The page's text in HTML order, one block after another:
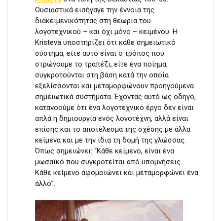
Ουσιαστικά εισήγαγε την έννοια της
διακειμενικότητας στη θεωρία του
λογοτεχνικού – και όχι μόνο – κειμένου. Η
Kristeva υποστηρίζει ότι κάθε σημειωτικό
σύστημα, είτε αυτό είναι ο τρόπος που
στρώνουμε το τραπέζι, είτε ένα ποίημα,
συγκροτούνται στη βάση κατά την οποία
εξελίσσονται και μεταμορφώνουν προηγούμενα
σημειωτικά συστήματα. Έχοντας αυτό ως οδηγό,
κατανοούμε ότι ένα λογοτεχνικό έργο δεν είναι
απλά η δημιουργία ενός λογοτέχνη, αλλά είναι
επίσης και το αποτέλεσμα της σχέσης με άλλα
κείμενα και με την ίδια τη δομή της γλώσσας.
Όπως σημειώνει: “Κάθε κείμενο, είναι ένα
μωσαϊκό που συγκροτείται από υπομνήσεις.
Κάθε κείμενο αφομοιώνει και μεταμορφώνει ένα
άλλο”.